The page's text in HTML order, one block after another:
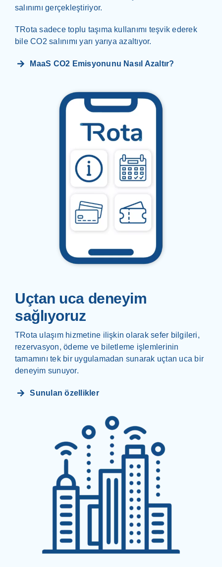
salınımı gerçekleştiriyor.
TRota sadece toplu taşıma kullanımı teşvik ederek
bile CO2 salınımı yarı yarıya azaltıyor.
MaaS CO2 Emisyonunu Nasıl Azaltır?
Uçtan uca deneyim
sağlıyoruz
TRota ulaşım hizmetine ilişkin olarak sefer bilgileri,
rezervasyon, ödeme ve biletleme işlemlerinin
tamamını tek bir uygulamadan sunarak uçtan uca bir
deneyim sunuyor.
Sunulan özellikler